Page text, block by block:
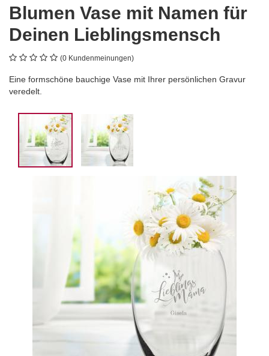
Blumen Vase mit Namen für
Deinen Lieblingsmensch
(0 Kundenmeinungen)
Eine formschöne bauchige Vase mit Ihrer persönlichen Gravur
veredelt.